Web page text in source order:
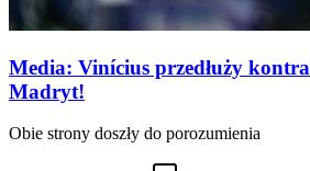
Media: Vinícius przedłuży
Madryt!
Obie strony doszły do porozumienia